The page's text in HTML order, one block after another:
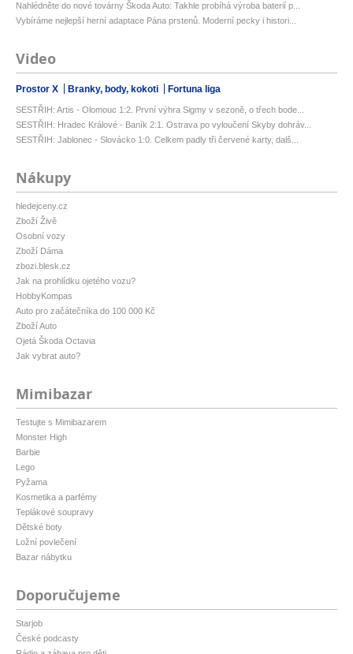
Nahlédněte do nové továrny Škoda Auto: Takhle probíhá výroba baterií p...
Vybíráme nejlepší herní adaptace Pána prstenů. Moderní pecky i histori...
Video
Prostor X Branky, body, kokoti Fortuna liga
SESTŘIH: Artis - Olomouc 1:2. První výhra Sigmy v sezoně, o třech bode...
SESTŘIH: Hradec Králové - Baník 2:1. Ostrava po vyloučení Skyby dohráv...
SESTŘIH: Jablonec - Slovácko 1:0. Celkem padly tři červené karty, dalš...
Nákupy
hledejceny.cz
Zboží Živě
Osobní vozy
Zboží Dáma
zbozi.blesk.cz
Jak na prohlídku ojetého vozu?
HobbyKompas
Auto pro začátečníka do 100 000 Kč
Zboží Auto
Ojetá Škoda Octavia
Jak vybrat auto?
Mimibazar
Testujte s Mimibazarem
Monster High
Barbie
Lego
Pyžama
Kosmetika a parfémy
Teplákové soupravy
Dětské boty
Ložní povlečení
Bazar nábytku
Doporučujeme
Starjob
České podcasty